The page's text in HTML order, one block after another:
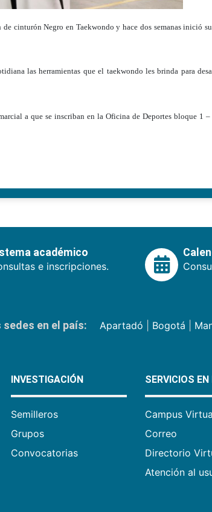
cinturón Negro en Taekwondo y hace dos semanas inició
las herramientas que el taekwondo les brinda para
a que se inscriban en la Oficina de Deportes bloque 1
académico
e inscripciones.
en el país: Apartadó Bogotá
INVESTIGACIÓN
Semilleros
Grupos
Convocatorias
SERVICIOS EN
Campus
Correo
Directorio
Atención al